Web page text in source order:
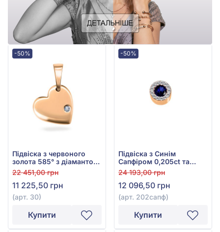
-50%
Підвіска з червоного
золота 585° з діамантом
0,003ct, арт. 30
22 451,00 грн
11 225,50 грн
(арт. 30)
Купити
-50%
Підвіска з Синім
Сапфіром 0,205ct та
Діамантом 0,052ct із
червоного золота 585°,
арт. 202сапф
24 193,00 грн
12 096,50 грн
(арт. 202сапф)
Купити